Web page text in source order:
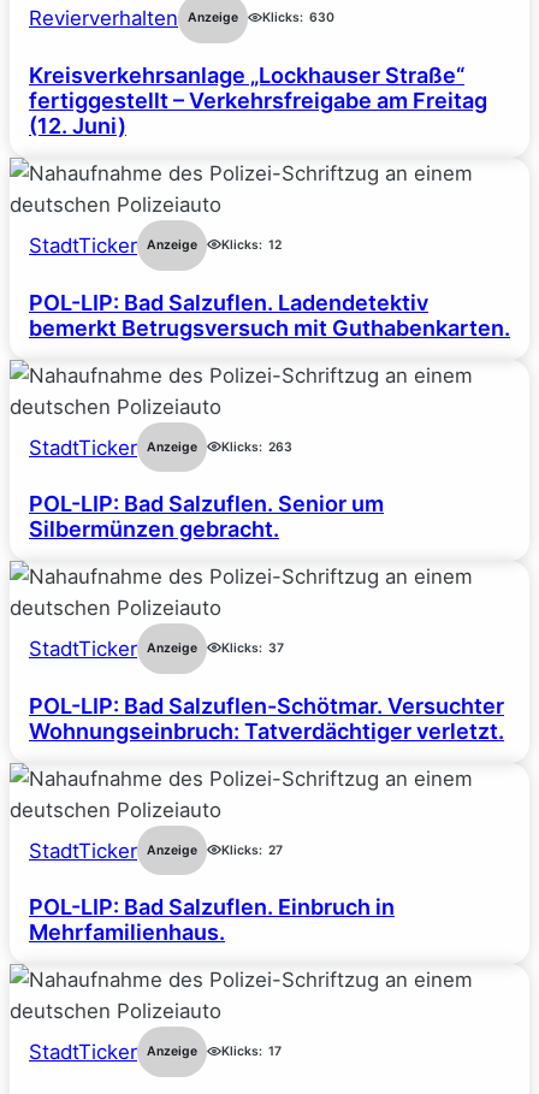
Revierverhalten Anzeige Klicks: 630
Kreisverkehrsanlage „Lockhauser Straße“
fertiggestellt – Verkehrsfreigabe am Freitag
(12. Juni)
StadtTicker Anzeige Klicks: 12
POL-LIP: Bad Salzuflen. Ladendetektiv
bemerkt Betrugsversuch mit Guthabenkarten.
StadtTicker Anzeige Klicks: 263
POL-LIP: Bad Salzuflen. Senior um
Silbermünzen gebracht.
StadtTicker Anzeige Klicks: 37
POL-LIP: Bad Salzuflen-Schötmar. Versuchter
Wohnungseinbruch: Tatverdächtiger verletzt.
StadtTicker Anzeige Klicks: 27
POL-LIP: Bad Salzuflen. Einbruch in
Mehrfamilienhaus.
StadtTicker Anzeige Klicks: 17